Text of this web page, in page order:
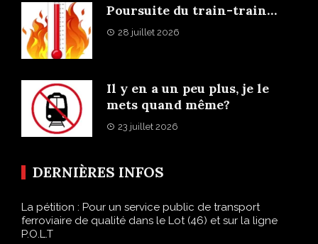
Poursuite du train-train…
28 juillet 2026
Il y en a un peu plus, je le
mets quand même?
23 juillet 2026
DERNIÈRES INFOS
La pétition : Pour un service public de transport
ferroviaire de qualité dans le Lot (46) et sur la ligne
P.O.L.T